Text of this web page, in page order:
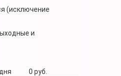
(исключение
и
0 руб.